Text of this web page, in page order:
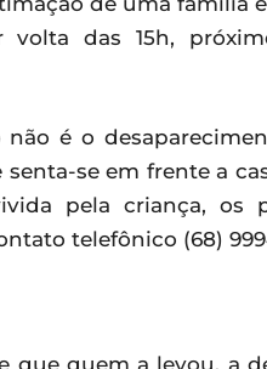
volta das 15h,
não é o
se em frente a
pela criança, os
telefônico (68)